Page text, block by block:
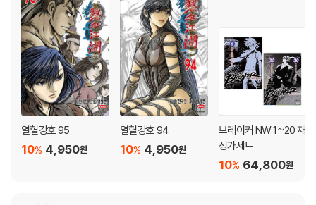
이 번져가는 사파 VS 정파의 전면전!
[만화] 열혈강호 29
강호를 뒤흔드는 사파vs정파의 대격돌! 혈우환의 고수 진풍백의 파상적
인 공격 앞에 갈수록 위기에 몰리는 송무문! 문주 유원찬과 유승빈의 갈등
속에서 서서히 진행되는 음모의 실체! 마침내, 최강 고수들의 예측할 수 없
는 승부가 시작되는데...
[만화] 열혈강호 30
사파VS정파의 예측할 수 없는 승부! 마침내 음모의 진실이 밝혀지면서,
열혈강호 95
4,950원
10%
열혈강호 94
4,950원
10%
브레이커 NW 1~20 재
정가세트
64,800원
10%